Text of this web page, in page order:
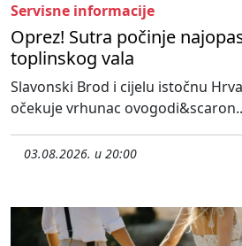
Servisne informacije
Oprez! Sutra počinje
toplinskog vala
Slavonski Brod i cijelu istočnu
očekuje vrhunac
03.08.2026. u 20:00